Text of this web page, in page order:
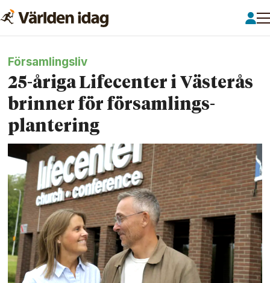
Församlingsliv
25-åriga Lifecenter i Västerås
brinner för församlings­
plantering